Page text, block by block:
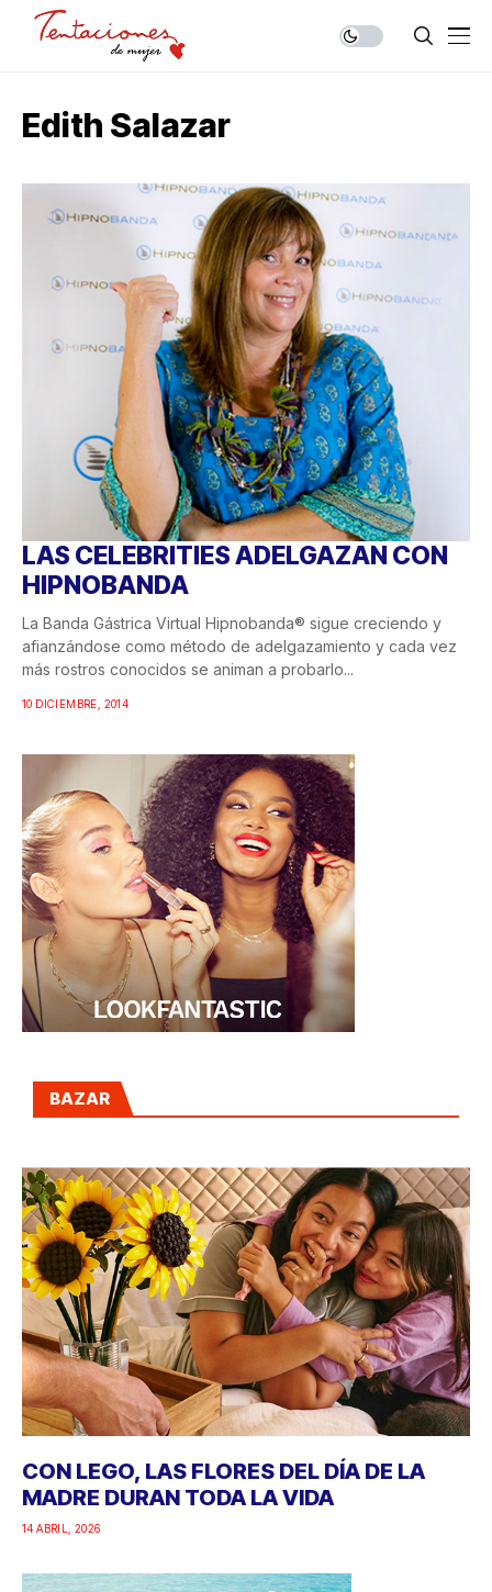
Edith Salazar
LAS CELEBRITIES ADELGAZAN CON
HIPNOBANDA
La Banda Gástrica Virtual Hipnobanda® sigue creciendo y
afianzándose como método de adelgazamiento y cada vez
más rostros conocidos se animan a probarlo...
10 DICIEMBRE, 2014
BAZAR
CON LEGO, LAS FLORES DEL DÍA DE LA
MADRE DURAN TODA LA VIDA
14 ABRIL, 2026